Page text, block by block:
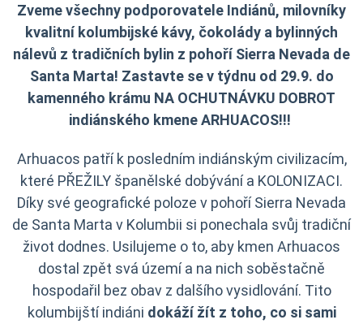
Zveme všechny podporovatele Indiánů, milovníky
kvalitní kolumbijské kávy, čokolády a bylinných
nálevů z tradičních bylin z pohoříSierra Nevada de
Santa Marta! Zastavte se v týdnu od 29.9. do
kamenného krámu NA OCHUTNÁVKU DOBROT
indiánského kmene ARHUACOS!!!
Arhuacos patří k posledním indiánským civilizacím,
které PŘEŽILY španělské dobývání a KOLONIZACI.
Díky své geografické poloze v pohoří Sierra Nevada
de Santa Marta v Kolumbii si ponechala svůj tradiční
život dodnes. Usilujeme o to, aby kmen Arhuacos
dostal zpět svá území a na nich soběstačně
hospodařil bez obav z dalšího vysidlování. Tito
kolumbijští indiáni dokáží žít z toho, co si sami